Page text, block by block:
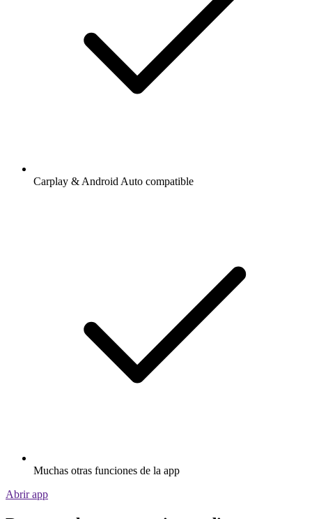
Carplay & Android Auto compatible
Muchas otras funciones de la app
Abrir app